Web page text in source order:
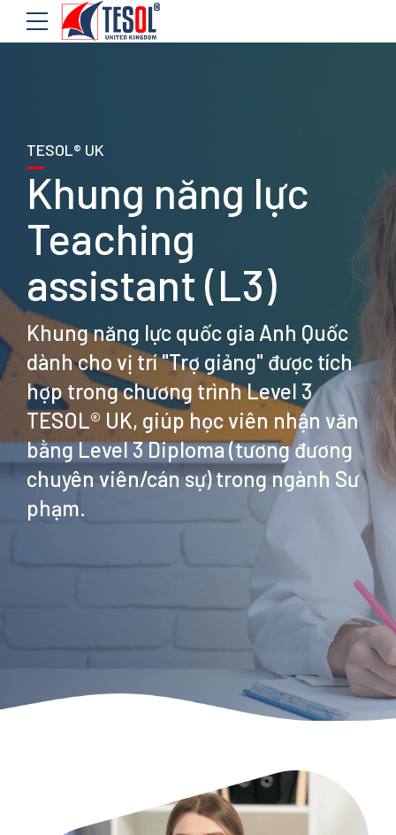
TESOL® UK
Khung năng lực
Teaching
assistant (L3)
Khung năng lực quốc gia Anh Quốc
dành cho vị trí "Trợ giảng" được tích
hợp trong chương trình Level 3
TESOL® UK, giúp học viên nhận văn
bằng Level 3 Diploma (tương đương
chuyên viên/cán sự) trong ngành Sư
phạm.